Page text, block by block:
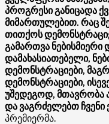
პროგრესი განიცადა
მიმართულებით. რაც
თითქოს
გამართვა
დამახასიათებელი,
დემონსტრაციები,
დემონსტრაციები,
უშედეგოდ, მთავრობა
და ვაგრძელებთ ჩვენი
პრემიერმა.